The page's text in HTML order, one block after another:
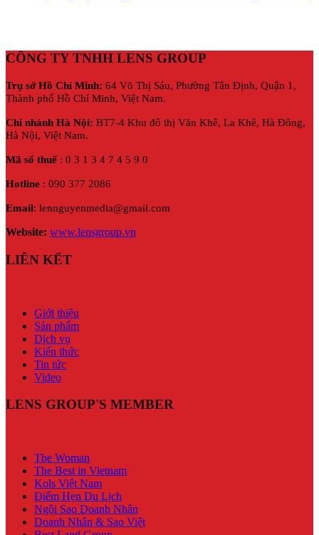
CÔNG TY TNHH LENS GROUP
Trụ sở Hồ Chí Minh: 64 Võ Thị Sáu, Phường Tân Định, Quận 1,
Thành phố Hồ Chí Minh, Việt Nam.
Chi nhánh Hà Nội: BT7-4 Khu đô thị Văn Khê, La Khê, Hà Đông,
Hà Nội, Việt Nam.
Mã số thuế: 0 3 1 3 4 7 4 5 9 0
Hotline : 090 377 2086
Email: lennguyenmedia@gmail.com
Website: www.lensgroup.vn
LIÊN KẾT
Giới thiệu
Sản phẩm
Dịch vụ
Kiến thức
Tin tức
Video
LENS GROUP'S MEMBER
The Woman
The Best in Vietnam
Kols Việt Nam
Điểm Hẹn Du Lịch
Ngôi Sao Doanh Nhân
Doanh Nhân & Sao Việt